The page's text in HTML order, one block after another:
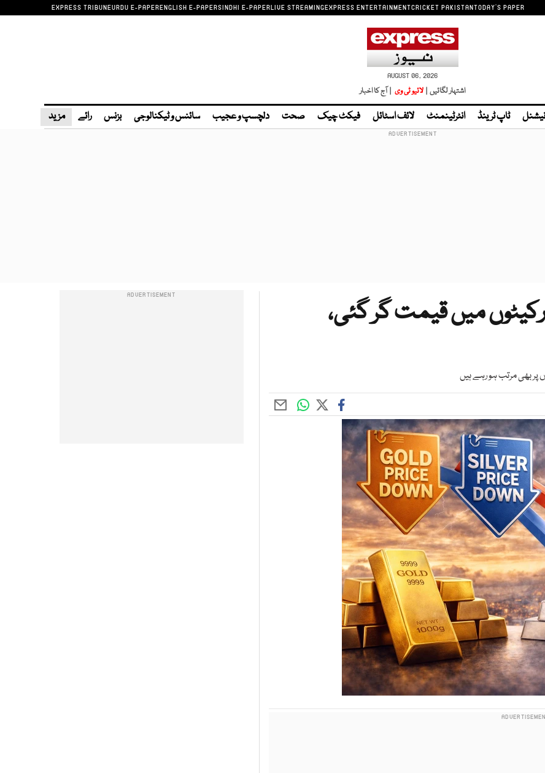
EXPRESS TRIBUNEURDU E-PAPERENGLISH E-PAPERSINDHI E-PAPERLIVE STREAMINGEXPRESS ENTERTAINMENTCRICKET PAKISTANTODAY'S PAPER
AUGUST 06, 2026
اشتہار لگائیں | لائیو ٹی وی | آج کا اخبار
نیشنل ٹاپ ٹرینڈ انٹرٹینمنٹ لائف اسٹائل فیکٹ چیک صحت دلچسپ و عجیب سائنس و ٹیکنالوجی بزنس رائے مزید
میں قیمت گر گئی،
بھی مرتب ہو رہے ہیں